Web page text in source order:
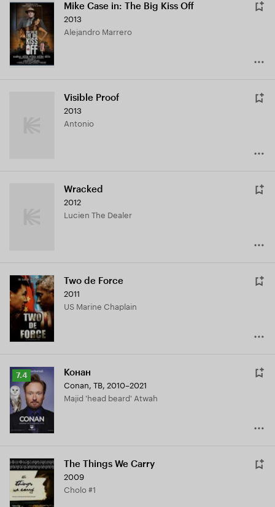
Mike Case in: The Big Kiss Off
2013
Alejandro Marrero
Visible Proof
2013
Antonio
Wracked
2012
Lucien The Dealer
Two de Force
2011
US Marine Chaplain
Рейтинг
Кинопоиска
7.4
7.4 Конан
Conan, ТВ, 2010–2021
Majid 'head beard' Atwah
The Things We Carry
2009
Cholo #1